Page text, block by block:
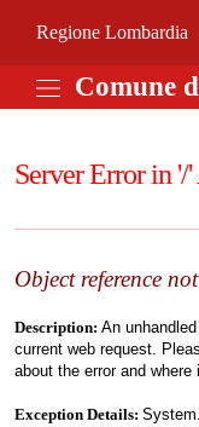
Comune di Vione
Regione Lombardia
Comune
Server Error in
Object reference
Description: An
current web request.
about the error and
Exception Details: